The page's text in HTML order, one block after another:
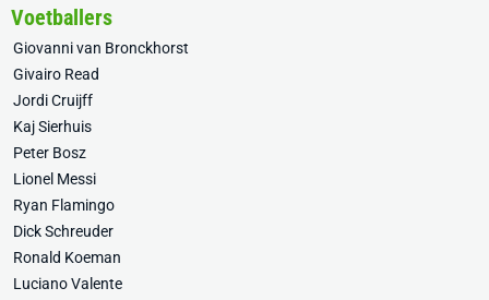
Voetballers
Giovanni van Bronckhorst
Givairo Read
Jordi Cruijff
Kaj Sierhuis
Peter Bosz
Lionel Messi
Ryan Flamingo
Dick Schreuder
Ronald Koeman
Luciano Valente